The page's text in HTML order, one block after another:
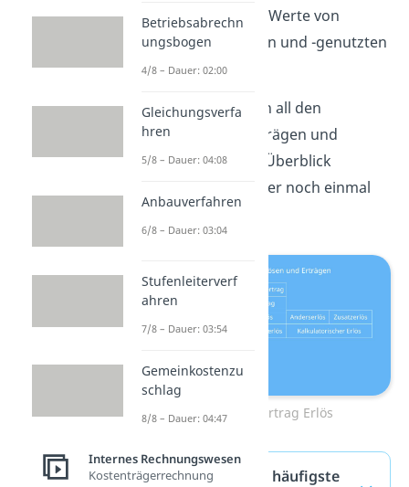
beispielsweise die Werte von
selbstgeschaffenen und -genutzten
Patenten.
Damit du zwischen all den
verschiedenen Erträgen und
Erlösen nicht den Überblick
verlierst, gibt es hier noch einmal
eine Übersicht:
Übersicht Ertrag Erlös
Ertrag Erlös — häufigste
Betriebsabrechn
ungsbogen
4/8 – Dauer: 02:00
Gleichungsverfa
hren
5/8 – Dauer: 04:08
Anbauverfahren
6/8 – Dauer: 03:04
Stufenleiterverf
ahren
7/8 – Dauer: 03:54
Gemeinkostenzu
schlag
8/8 – Dauer: 04:47
Internes Rechnungswesen
Kostenträgerrechnung